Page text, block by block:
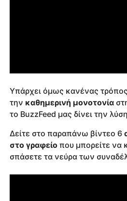
Υπάρχει όμως κανένας
την καθημερινή μονοτονία
το BuzzFeed μας δίνει την
Δείτε στο παραπάνω βίντεο 6
στο γραφείο που μπορείτε να
σπάσετε τα νεύρα των